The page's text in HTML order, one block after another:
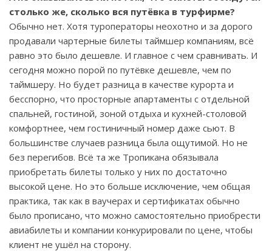
столько же, сколько вся путёвка в турфирме?
Обычно нет. Хотя туроператоры неохотно и за дорого
продавали чартерные билеты таймшер компаниям, всё
равно это было дешевле. И главное с чем сравнивать. И
сегодня можно порой по путёвке дешевле, чем по
таймшеру. Но будет разница в качестве курорта и
бесспорно, что просторные апартаменты с отдельной
спальней, гостиной, зоной отдыха и кухней-столовой
комфортнее, чем гостиничный номер даже сьют. В
большинстве случаев разница была ощутимой. Но не
без перегибов. Всё та же Тропикана обязывала
приобретать билеты только у них по достаточно
высокой цене. Но это больше исключение, чем общая
практика, так как в ваучерах и сертификатах обычно
было прописано, что можно самостоятельно приобрести
авиабилеты и компании конкурировали по цене, чтобы
клиент не ушёл на сторону.